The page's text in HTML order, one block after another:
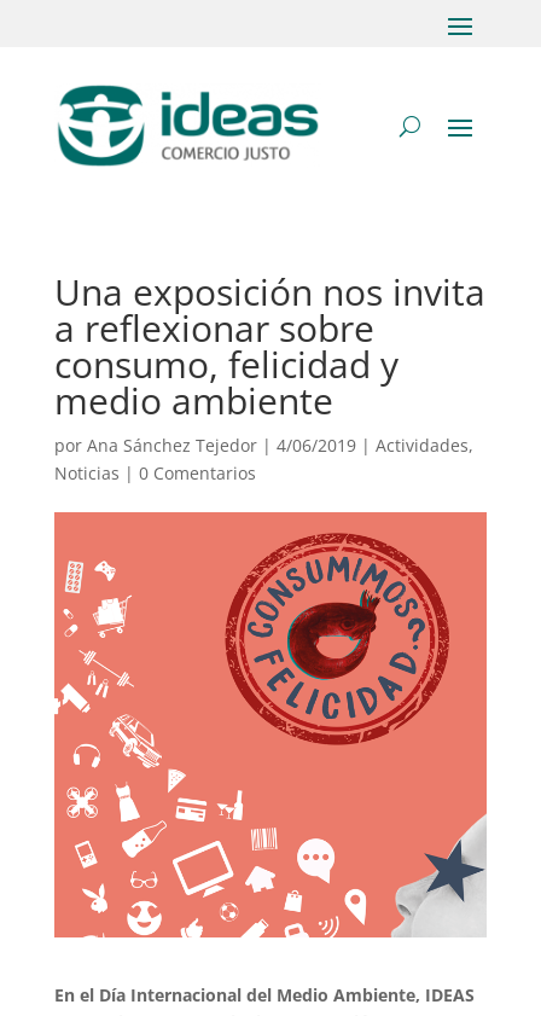
Una exposición nos invita
a reflexionar sobre
consumo, felicidad y
medio ambiente
por Ana Sánchez Tejedor| 4/06/2019 | Actividades,
Noticias | 0 Comentarios
En el Día Internacional del Medio Ambiente, IDEAS